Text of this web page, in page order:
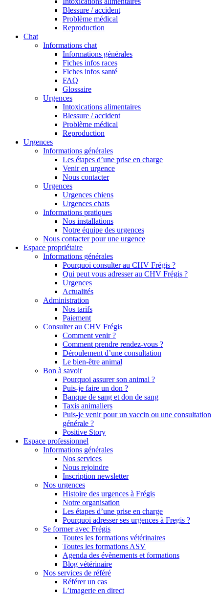
Blessure / accident
Problème médical
Reproduction
Chat
Informations chat
Informations générales
Fiches infos races
Fiches infos santé
FAQ
Glossaire
Urgences
Intoxications alimentaires
Blessure / accident
Problème médical
Reproduction
Urgences
Informations générales
Les étapes d’une prise en charge
Venir en urgence
Nous contacter
Urgences
Urgences chiens
Urgences chats
Informations pratiques
Nos installations
Notre équipe des urgences
Nous contacter pour une urgence
Espace propriétaire
Informations générales
Pourquoi consulter au CHV Frégis ?
Qui peut vous adresser au CHV Frégis ?
Urgences
Actualités
Administration
Nos tarifs
Paiement
Consulter au CHV Frégis
Comment venir ?
Comment prendre rendez-vous ?
Déroulement d’une consultation
Le bien-être animal
Bon à savoir
Pourquoi assurer son animal ?
Puis-je faire un don ?
Banque de sang et don de sang
Taxis animaliers
Puis-je venir pour un vaccin ou une consultation
générale ?
Positive Story
Espace professionnel
Informations générales
Nos services
Nous rejoindre
Inscription newsletter
Nos urgences
Histoire des urgences à Frégis
Notre organisation
Les étapes d’une prise en charge
Pourquoi adresser ses urgences à Fregis ?
Se former avec Frégis
Toutes les formations vétérinaires
Toutes les formations ASV
Agenda des évènements et formations
Blog vétérinaire
Nos services de référé
Référer un cas
L’imagerie en direct